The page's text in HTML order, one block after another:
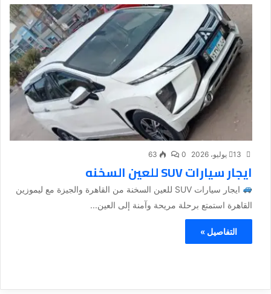
13 يوليو، 2026 0
63
ايجار سيارات SUV للعين السخنه
ايجار سيارات SUV للعين السخنة من القاهرة والجيزة مع ليموزين
القاهرة استمتع برحلة مريحة وآمنة إلى العين...
التفاصيل »